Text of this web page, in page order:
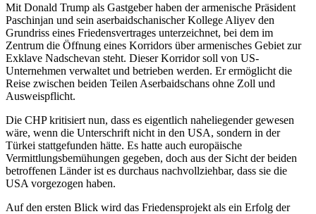
Mit Donald Trump als Gastgeber haben der armenische Präsident
Paschinjan und sein aserbaidschanischer Kollege Aliyev den
Grundriss eines Friedensvertrages unterzeichnet, bei dem im
Zentrum die Öffnung eines Korridors über armenisches Gebiet zur
Exklave Nadschevan steht. Dieser Korridor soll von US-
Unternehmen verwaltet und betrieben werden. Er ermöglicht die
Reise zwischen beiden Teilen Aserbaidschans ohne Zoll und
Ausweispflicht.
Die CHP kritisiert nun, dass es eigentlich naheliegender gewesen
wäre, wenn die Unterschrift nicht in den USA, sondern in der
Türkei stattgefunden hätte. Es hatte auch europäische
Vermittlungsbemühungen gegeben, doch aus der Sicht der beiden
betroffenen Länder ist es durchaus nachvollziehbar, dass sie die
USA vorgezogen haben.
Auf den ersten Blick wird das Friedensprojekt als ein Erfolg der